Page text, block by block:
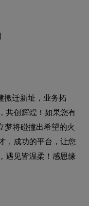
搬迁新址，业务拓
共创辉煌！如果您有
梦将碰撞出希望的火
，成功的平台，让您
遇见皆温柔！感恩缘